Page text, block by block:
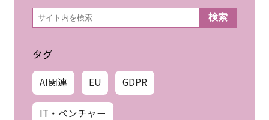
検
索 検索
タグ
AI関連 EU GDPR
IT・ベンチャー